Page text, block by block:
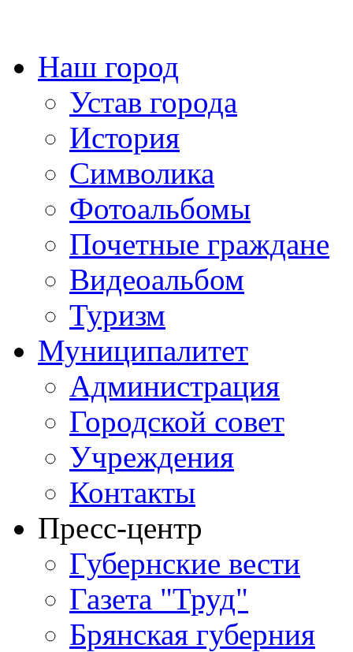
Наш город
Устав города
История
Символика
Фотоальбомы
Почетные граждане
Видеоальбом
Туризм
Муниципалитет
Администрация
Городской совет
Учреждения
Контакты
Пресс-центр
Губернские вести
Газета "Труд"
Брянская губерния